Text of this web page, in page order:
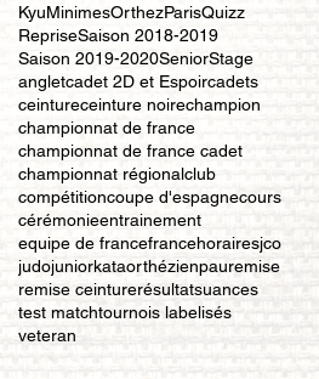
KyuMinimesOrthezParisQuizz
RepriseSaison 2018-2019
Saison 2019-2020SeniorStage
angletcadet 2D et Espoircadets
ceintureceinture noirechampion
championnat de france
championnat de france cadet
championnat régionalclub
compétitioncoupe d'espagnecours
cérémonieentrainement
equipe de francefrancehorairesjco
judojuniorkataorthézienpauremise
remise ceinturerésultatsuances
test matchtournois labelisés
veteran